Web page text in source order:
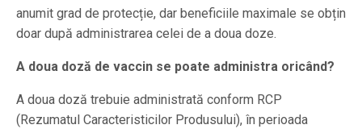
anumit grad de protecție, dar beneficiile maximale se obțin
doar după administrarea celei de a doua doze.
A doua doză de vaccin se poate administra oricând?
A doua doză trebuie administrată conform RCP
(Rezumatul Caracteristicilor Produsului), în perioada